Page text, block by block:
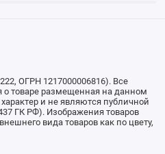
ОГРН 1217000006816). Все
товаре размещенная на данном
и не являются публичной
ГК РФ). Изображения товаров
вида товаров как по цвету,